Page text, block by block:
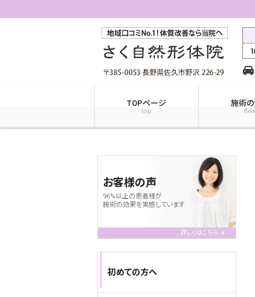
TOPページ
top
施術
お客様の声
96%以上の患者様が
施術の効果を実感しています
詳しくはこちら
初めての方へ